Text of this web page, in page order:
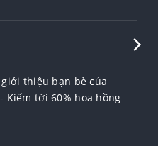
thiệu bạn bè của
Kiếm tới 60% hoa hồng
thiệu